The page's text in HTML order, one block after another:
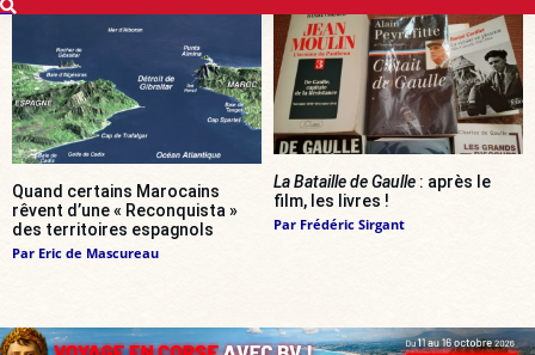
Quand certains Marocains
rêvent d’une « Reconquista »
des territoires espagnols
Par Eric de Mascureau
La Bataille de Gaulle : après le
film, les livres !
Par Frédéric Sirgant